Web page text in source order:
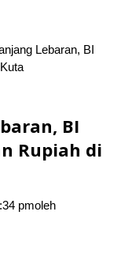
Lebaran, BI
BI
Rupiah di
pmoleh